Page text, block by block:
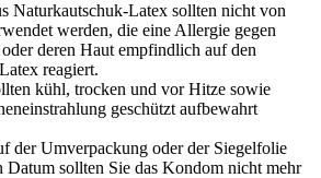
Naturkautschuk-Latex sollten nicht von
werden, die eine Allergie gegen
deren Haut empfindlich auf den
reagiert.
kühl, trocken und vor Hitze sowie
geschützt aufbewahrt
der Umverpackung oder der Siegelfolie
Datum sollten Sie das Kondom nicht mehr